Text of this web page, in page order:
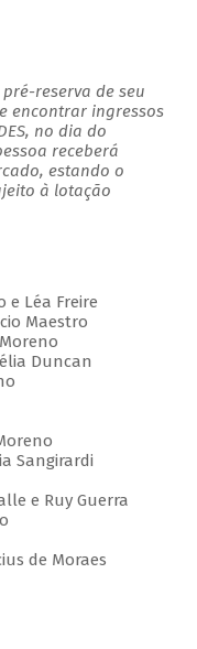
reserva de seu
encontrar ingressos
no dia do
receberá
estando o
à lotação
e Léa Freire
Maestro
Duncan
Sangirardi
e Ruy Guerra
de Moraes